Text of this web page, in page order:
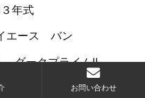
年式
エース バン
ダークプライムⅡ
Ｄ
お問い合わせ